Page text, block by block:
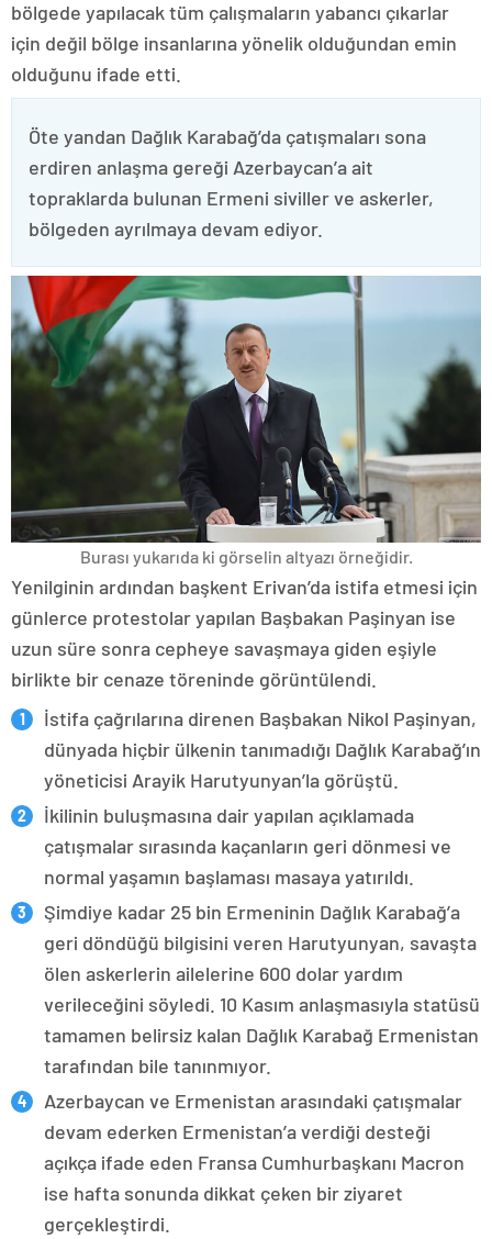
bölgede yapılacak tüm çalışmaların yabancı çıkarlar
için değil bölge insanlarına yönelik olduğundan emin
olduğunu ifade etti.
Öte yandan Dağlık Karabağ’da çatışmaları sona
erdiren anlaşma gereği Azerbaycan’a ait
topraklarda bulunan Ermeni siviller ve askerler,
bölgeden ayrılmaya devam ediyor.
Burası yukarıda ki görselin altyazı örneğidir.
Yenilginin ardından başkent Erivan’da istifa etmesi için
günlerce protestolar yapılan Başbakan Paşinyan ise
uzun süre sonra cepheye savaşmaya giden eşiyle
birlikte bir cenaze töreninde görüntülendi.
İstifa çağrılarına direnen Başbakan Nikol Paşinyan,
dünyada hiçbir ülkenin tanımadığı Dağlık Karabağ’ın
yöneticisi Arayik Harutyunyan’la görüştü.
İkilinin buluşmasına dair yapılan açıklamada
çatışmalar sırasında kaçanların geri dönmesi ve
normal yaşamın başlaması masaya yatırıldı.
Şimdiye kadar 25 bin Ermeninin Dağlık Karabağ’a
geri döndüğü bilgisini veren Harutyunyan, savaşta
ölen askerlerin ailelerine 600 dolar yardım
verileceğini söyledi. 10 Kasım anlaşmasıyla statüsü
tamamen belirsiz kalan Dağlık Karabağ Ermenistan
tarafından bile tanınmıyor.
Azerbaycan ve Ermenistan arasındaki çatışmalar
devam ederken Ermenistan’a verdiği desteği
açıkça ifade eden Fransa Cumhurbaşkanı Macron
ise hafta sonunda dikkat çeken bir ziyaret
gerçekleştirdi.